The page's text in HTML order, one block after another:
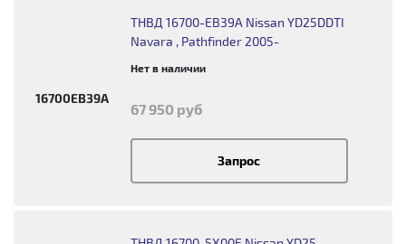
16700EB39A
ТНВД 16700-EB39A Nissan YD25DDTI
Navara , Pathfinder 2005-
Нет в наличии
67 950 руб
Запрос